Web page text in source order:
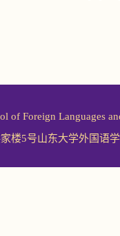
of Foreign Languages
楼5号山东大学外国语